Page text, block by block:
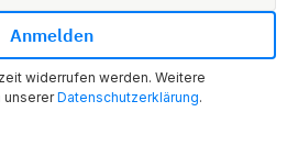
widerrufen werden. Weitere
unsererDatenschutzerklärung.